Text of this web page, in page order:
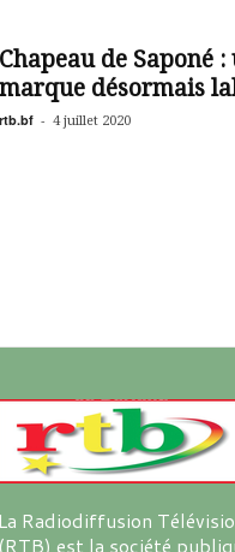
Chapeau de Saponé :
marque désormais
rtb.bf - 4 juillet 2020
La Radiodiffusion
(RTB) est la société